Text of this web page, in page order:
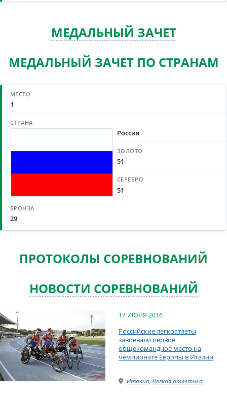
МЕДАЛЬНЫЙ ЗАЧЕТ
МЕДАЛЬНЫЙ ЗАЧЕТ ПО СТРАНАМ
1
Россия
51
51
29
ПРОТОКОЛЫ СОРЕВНОВАНИЙ
НОВОСТИ СОРЕВНОВАНИЙ
17 ИЮНЯ 2016
Российские легкоатлеты
завоевали первое
общекомандное место на
чемпионате Европы в Италии
Италия,Легкая атлетика